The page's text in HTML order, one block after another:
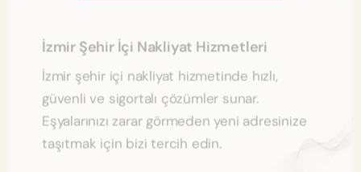
İzmir şehir içi nakliyat hizmetinde hızlı,
güvenli ve sigortalı çözümler sunar.
Eşyalarınızı zarar görmeden yeni adresinize
taşıtmak için bizi tercih edin.